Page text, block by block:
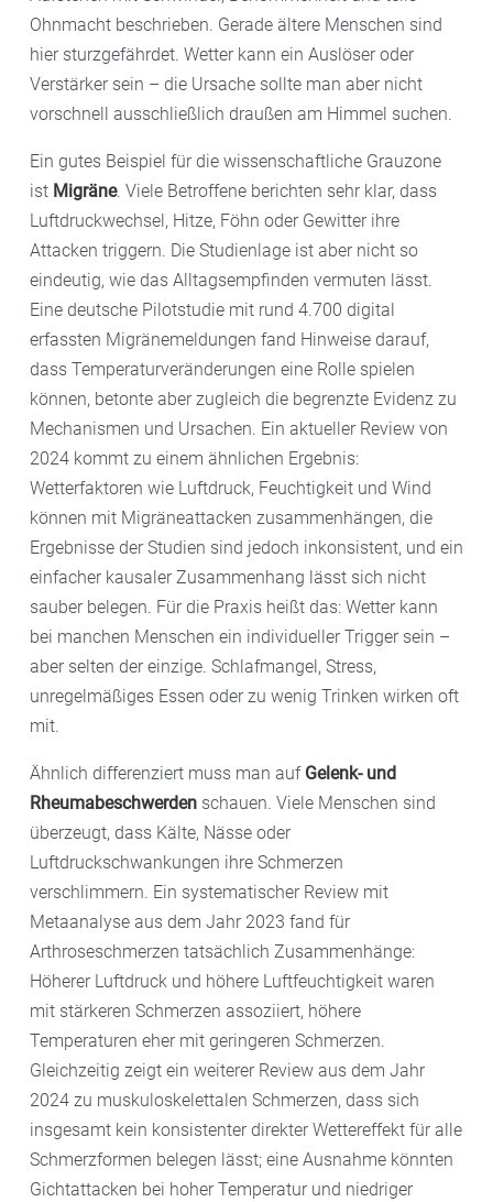
Ohnmacht beschrieben. Gerade ältere Menschen sind
hier sturzgefährdet. Wetter kann ein Auslöser oder
Verstärker sein – die Ursache sollte man aber nicht
vorschnell ausschließlich draußen am Himmel suchen.
Ein gutes Beispiel für die wissenschaftliche Grauzone
ist Migräne. Viele Betroffene berichten sehr klar, dass
Luftdruckwechsel, Hitze, Föhn oder Gewitter ihre
Attacken triggern. Die Studienlage ist aber nicht so
eindeutig, wie das Alltagsempfinden vermuten lässt.
Eine deutsche Pilotstudie mit rund 4.700 digital
erfassten Migränemeldungen fand Hinweise darauf,
dass Temperaturveränderungen eine Rolle spielen
können, betonte aber zugleich die begrenzte Evidenz zu
Mechanismen und Ursachen. Ein aktueller Review von
2024 kommt zu einem ähnlichen Ergebnis:
Wetterfaktoren wie Luftdruck, Feuchtigkeit und Wind
können mit Migräneattacken zusammenhängen, die
Ergebnisse der Studien sind jedoch inkonsistent, und ein
einfacher kausaler Zusammenhang lässt sich nicht
sauber belegen. Für die Praxis heißt das: Wetter kann
bei manchen Menschen ein individueller Trigger sein –
aber selten der einzige. Schlafmangel, Stress,
unregelmäßiges Essen oder zu wenig Trinken wirken oft
mit.
Ähnlich differenziert muss man auf Gelenk- und
Rheumabeschwerden schauen. Viele Menschen sind
überzeugt, dass Kälte, Nässe oder
Luftdruckschwankungen ihre Schmerzen
verschlimmern. Ein systematischer Review mit
Metaanalyse aus dem Jahr 2023 fand für
Arthroseschmerzen tatsächlich Zusammenhänge:
Höherer Luftdruck und höhere Luftfeuchtigkeit waren
mit stärkeren Schmerzen assoziiert, höhere
Temperaturen eher mit geringeren Schmerzen.
Gleichzeitig zeigt ein weiterer Review aus dem Jahr
2024 zu muskuloskelettalen Schmerzen, dass sich
insgesamt kein konsistenter direkter Wettereffekt für alle
Schmerzformen belegen lässt; eine Ausnahme könnten
Gichtattacken bei hoher Temperatur und niedriger